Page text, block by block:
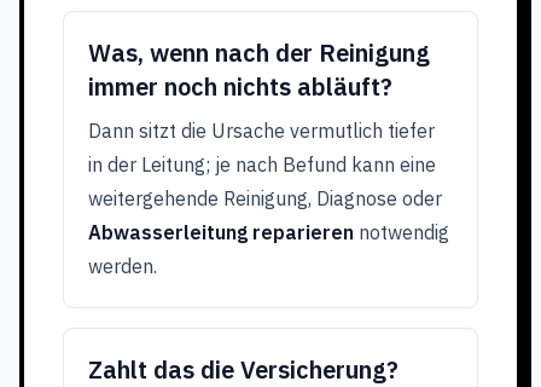
Was, wenn nach der Reinigung
immer noch nichts abläuft?
Dann sitzt die Ursache vermutlich tiefer
in der Leitung; je nach Befund kann eine
weitergehende Reinigung, Diagnose oder
Abwasserleitung reparieren notwendig
werden.
Zahlt das die Versicherung?